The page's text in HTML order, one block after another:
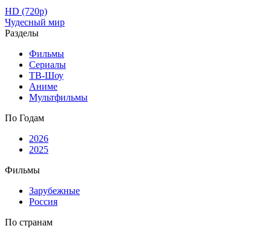
HD (720p)
Чудесный мир
Разделы
Фильмы
Сериалы
ТВ-Шоу
Аниме
Мультфильмы
По Годам
2026
2025
Фильмы
Зарубежные
Россия
По странам